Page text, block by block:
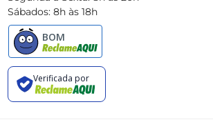
Sábados: 8h às 18h